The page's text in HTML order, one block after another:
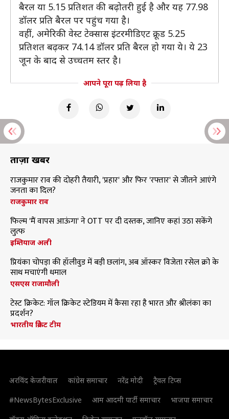
बैरल या 5.15 प्रतिशत की बढ़ोतरी हुई है और यह 77.98
डॉलर प्रति बैरल पर पहुंच गया है।
वहीं, अमेरिकी वेस्ट टेक्सास इंटरमीडिएट क्रूड 5.25
प्रतिशत बढ़कर 74.14 डॉलर प्रति बैरल हो गया ये। ये 23
जून के बाद से उच्चतम स्तर है।
आपने पूरा पढ़ लिया है
ताज़ा खबरें
राजकुमार राव की दोहरी तैयारी, 'प्रहार' और फिर 'रफ्तार' से जीतने आएंगे
जनता का दिल?
राजकुमार राव
फिल्म 'मैं वापस आऊंगा' ने OTT पर दी दस्तक, जानिए कहां उठा सकेंगे
लुत्फ
इम्तियाज अली
प्रियंका चोपड़ा की हॉलीवुड में बड़ी छलांग, अब ऑस्कर विजेता रसेल क्रो के
साथ मचाएंगी धमाल
एसएस राजामौली
टेस्ट क्रिकेट: गॉल क्रिकेट स्टेडियम में कैसा रहा है भारत और श्रीलंका का
प्रदर्शन?
भारतीय क्रिकेट टीम
अरविंद केजरीवाल कांग्रेस समाचार नरेंद्र मोदी
ट्रैवल टिप्स
#NewsBytesExclusive
आम आदमी पार्टी समाचार
भाजपा समाचार